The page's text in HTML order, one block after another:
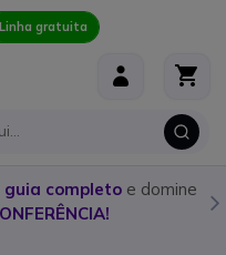
Linha gratuita
guia completoe domine